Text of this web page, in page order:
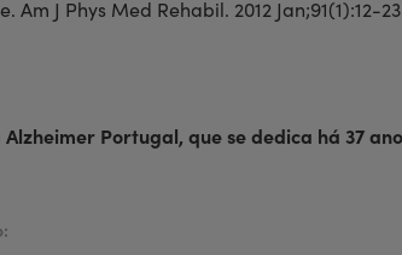
J Phys Med Rehabil. 2012 Jan;91(1):12-
Portugal, que se dedica há 37